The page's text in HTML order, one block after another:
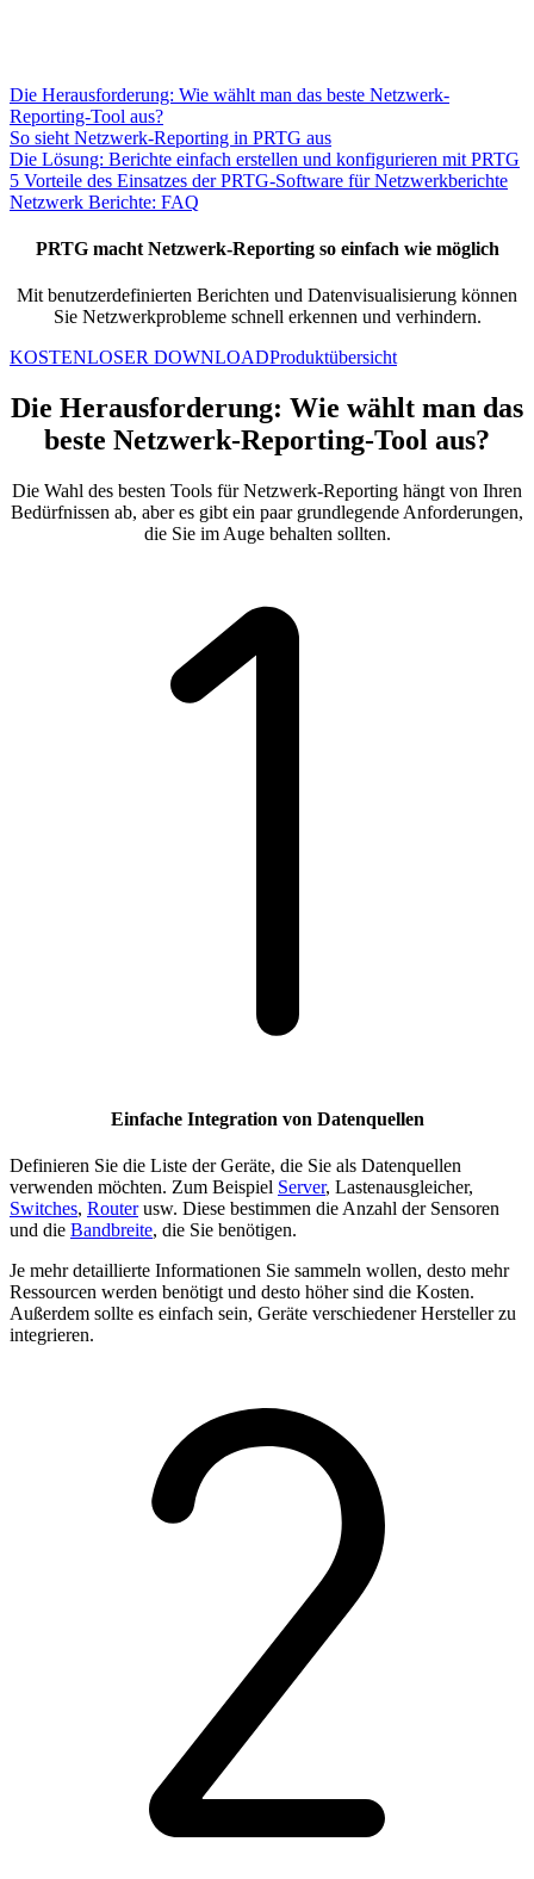
Die Herausforderung: Wie wählt man das beste Netzwerk-
Reporting-Tool aus?
So sieht Netzwerk-Reporting in PRTG aus
Die Lösung: Berichte einfach erstellen und konfigurieren mit PRTG
5 Vorteile des Einsatzes der PRTG-Software für Netzwerkberichte
Netzwerk Berichte: FAQ
PRTG macht Netzwerk-Reporting so einfach wie möglich
Mit benutzerdefinierten Berichten und Datenvisualisierung können
Sie Netzwerkprobleme schnell erkennen und verhindern.
KOSTENLOSER DOWNLOADProduktübersicht
Die Herausforderung: Wie wählt man das
beste Netzwerk-Reporting-Tool aus?
Die Wahl des besten Tools für Netzwerk-Reporting hängt von Ihren
Bedürfnissen ab, aber es gibt ein paar grundlegende Anforderungen,
die Sie im Auge behalten sollten.
Einfache Integration von Datenquellen
Definieren Sie die Liste der Geräte, die Sie als Datenquellen
verwenden möchten. Zum Beispiel Server, Lastenausgleicher,
Switches, Routerusw. Diese bestimmen die Anzahl der Sensoren
und die Bandbreite, die Sie benötigen.
Je mehr detaillierte Informationen Sie sammeln wollen, desto mehr
Ressourcen werden benötigt und desto höher sind die Kosten.
Außerdem sollte es einfach sein, Geräte verschiedener Hersteller zu
integrieren.